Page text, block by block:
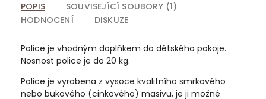
POPIS
SOUVISEJÍCÍ SOUBORY (1)
HODNOCENÍ
DISKUZE
Police je vhodným doplňkem do dětského pokoje.
Nosnost police je do 20 kg.
Police je vyrobena z vysoce kvalitního smrkového
nebo bukového (cinkového) masivu, je ji možné